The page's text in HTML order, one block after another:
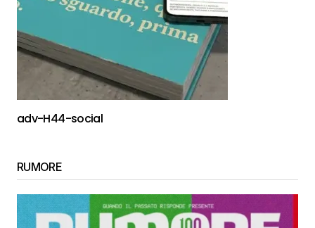
adv-H44-social
RUMORE